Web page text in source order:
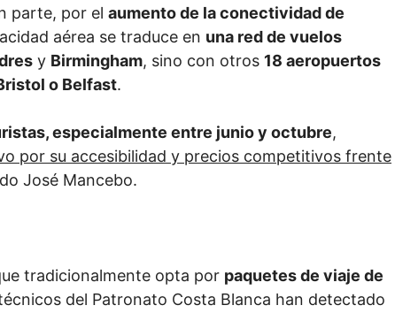
parte, por el aumento de la conectividad de
aérea se traduce en una red de vuelos
y Birmingham, sino con otros 18 aeropuertos
o Belfast.
especialmente entre junio y octubre,
por su accesibilidad y precios competitivos frente
José Mancebo.
tradicionalmente opta por paquetes de viaje de
del Patronato Costa Blanca han detectado